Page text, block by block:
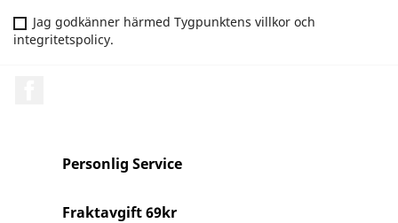
Jag godkänner härmed Tygpunktens villkor och
integritetspolicy.
Personlig Service
Fraktavgift 69kr